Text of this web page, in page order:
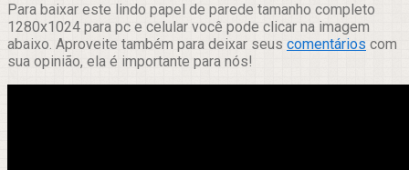
Para baixar este lindo papel de parede tamanho completo
1280x1024 para pc e celular você pode clicar na imagem
abaixo. Aproveite também para deixar seus comentários com
sua opinião, ela é importante para nós!